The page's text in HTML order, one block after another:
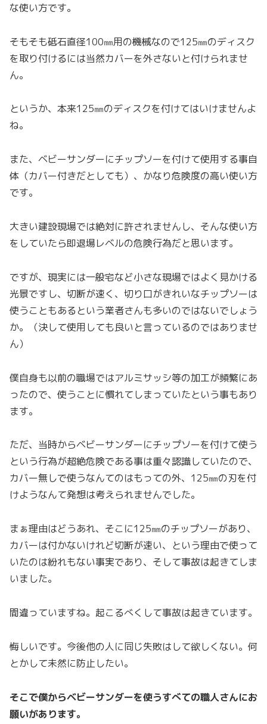
な使い方です。
そもそも砥石直径100㎜用の機械なので125㎜のディスク
を取り付けるには当然カバーを外さないと付けられませ
ん。
というか、本来125㎜のディスクを付けてはいけませんよ
ね。
また、ベビーサンダーにチップソーを付けて使用する事自
体（カバー付きだとしても）、かなり危険度の高い使い方
です。
大きい建設現場では絶対に許されませんし、そんな使い方
をしていたら即退場レベルの危険行為だと思います。
ですが、現実には一般宅など小さな現場ではよく見かける
光景ですし、切断が速く、切り口がきれいなチップソーは
使うこともあるという業者さんも多いのではないでしょう
か。（決して使用しても良いと言っているのではありませ
ん）
僕自身も以前の職場ではアルミサッシ等の加工が頻繁にあ
ったので、使うことに慣れてしまっていたという事もあり
ます。
ただ、当時からベビーサンダーにチップソーを付けて使う
という行為が超絶危険である事は重々認識していたので、
カバー無しで使うなんてのはもっての外、125㎜の刃を付
けようなんて発想は考えられませんでした。
まぁ理由はどうあれ、そこに125㎜のチップソーがあり、
カバーは付かないけれど切断が速い、という理由で使って
いたのは紛れもない事実であり、そして事故は起きてしま
いました。
間違っていますね。起こるべくして事故は起きています。
悔しいです。今後他の人に同じ失敗はして欲しくない。何
とかして未然に防止したい。
そこで僕からベビーサンダーを使うすべての職人さんにお
願いがあります。